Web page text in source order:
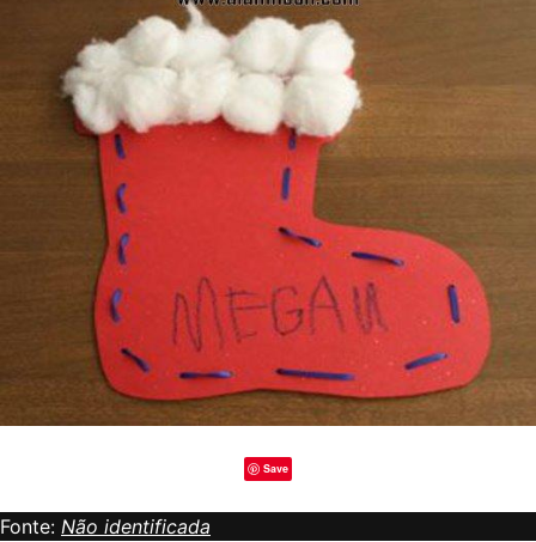
Save
Fonte: Não identificada